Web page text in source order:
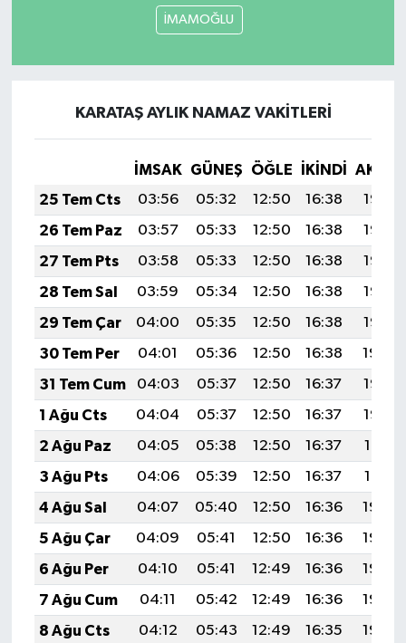
İMAMOĞLU
KARATAŞ AYLIK NAMAZ VAKITLERI
İMSAK GÜNEŞ ÖĞLE İKINDI
25 Tem Cts
03:56 05:32 12:50 16:38
19:58
26 Tem Paz
03:57 05:33 12:50 16:38
19:57
27 Tem Pts
03:58 05:33 12:50 16:38
19:57
28 Tem Sal
03:59 05:34 12:50 16:38
19:56
29 Tem Çar
04:00 05:35 12:50 16:38
19:55
30 Tem Per
04:01 05:36 12:50 16:38
19:54
31 Tem Cum
04:03 05:37 12:50 16:37
19:53
1 Ağu Cts
04:04 05:37 12:50 16:37
19:52
2 Ağu Paz
04:05 05:38 12:50 16:37
19:51
3 Ağu Pts
04:06 05:39 12:50 16:37
19:51
4 Ağu Sal
04:07 05:40 12:50 16:36
19:50
5 Ağu Çar
04:09 05:41 12:50 16:36
19:49
6 Ağu Per
04:10 05:41 12:49 16:36
19:48
7 Ağu Cum
04:11 05:42 12:49 16:36
19:46
8 Ağu Cts
04:12 05:43 12:49 16:35
19:45